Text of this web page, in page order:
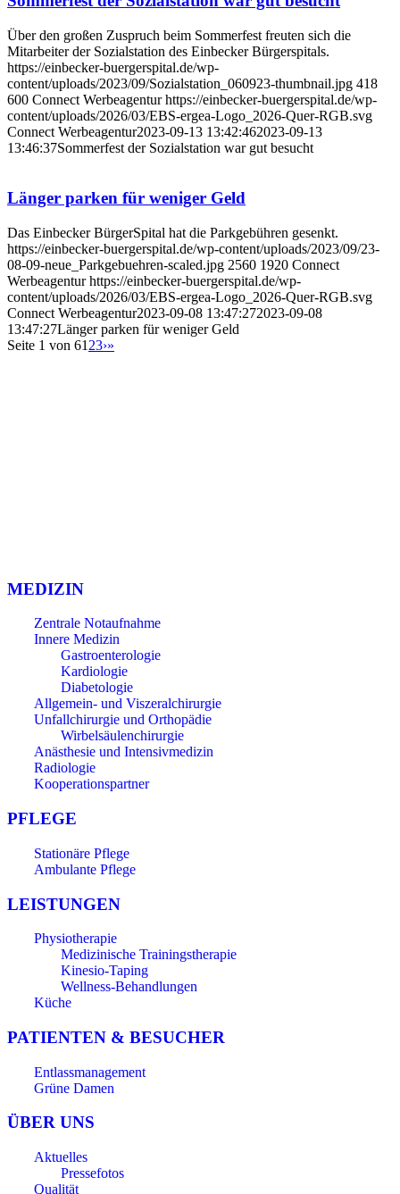
Über den großen Zuspruch beim Sommerfest freuten sich die
Mitarbeiter der Sozialstation des Einbecker Bürgerspitals.
https://einbecker-buergerspital.de/wp-
content/uploads/2023/09/Sozialstation_060923-thumbnail.jpg 418
600 Connect Werbeagentur https://einbecker-buergerspital.de/wp-
content/uploads/2026/03/EBS-ergea-Logo_2026-Quer-RGB.svg
Connect Werbeagentur2023-09-13 13:42:462023-09-13
13:46:37Sommerfest der Sozialstation war gut besucht
Länger parken für weniger Geld
Das Einbecker BürgerSpital hat die Parkgebühren gesenkt.
https://einbecker-buergerspital.de/wp-content/uploads/2023/09/23-
08-09-neue_Parkgebuehren-scaled.jpg 2560 1920 Connect
Werbeagentur https://einbecker-buergerspital.de/wp-
content/uploads/2026/03/EBS-ergea-Logo_2026-Quer-RGB.svg
Connect Werbeagentur2023-09-08 13:47:272023-09-08
13:47:27Länger parken für weniger Geld
Seite 1 von 61 23›»
MEDIZIN
Zentrale Notaufnahme
Innere Medizin
Gastroenterologie
Kardiologie
Diabetologie
Allgemein- und Viszeralchirurgie
Unfallchirurgie und Orthopädie
Wirbelsäulenchirurgie
Anästhesie und Intensivmedizin
Radiologie
Kooperationspartner
PFLEGE
Stationäre Pflege
Ambulante Pflege
LEISTUNGEN
Physiotherapie
Medizinische Trainingstherapie
Kinesio-Taping
Wellness-Behandlungen
Küche
PATIENTEN & BESUCHER
Entlassmanagement
Grüne Damen
ÜBER UNS
Aktuelles
Pressefotos
Qualität